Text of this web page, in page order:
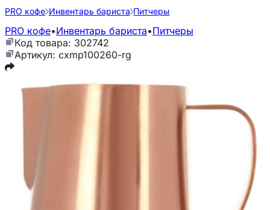
PRO кофе Инвентарь бариста Питчеры
PRO кофе•Инвентарь бариста•Питчеры
Код товара: 302742
Артикул: cxmp100260-rg